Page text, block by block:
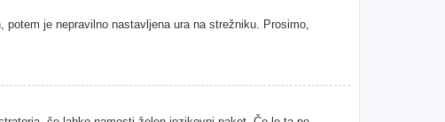
je nepravilno nastavljena ura na strežniku. Prosimo,